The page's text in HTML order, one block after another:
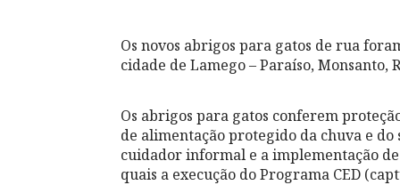
Os novos abrigos para gatos de rua
cidade de Lamego – Paraíso,
Os abrigos para gatos conferem
de alimentação protegido da chuva e
cuidador informal e a implementação
quais a execução do Programa CED